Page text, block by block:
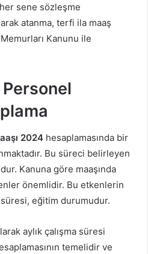
sene sözleşme
atanma, terfi ila maaş
Kanunu ile
2024 hesaplamasında bir
Bu süreci belirleyen
dur. Kanuna göre maaşında
önemlidir. Bu etkenlerin
süresi, eğitim durumudur.
aylık çalışma süresi
temelidir ve